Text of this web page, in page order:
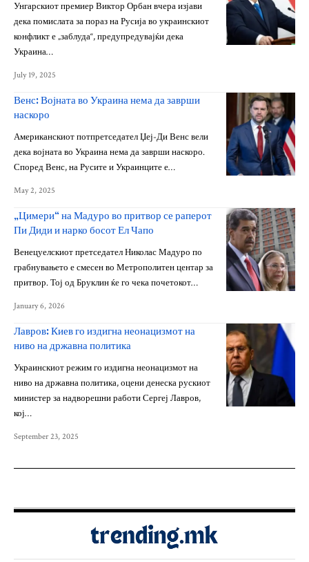
Унгарскиот премиер Виктор Орбан вчера изјави
дека помислата за пораз на Русија во украинскиот
конфликт е „заблуда“, предупредувајќи дека
Украина…
July 19, 2025
Венс: Војната во Украина нема да заврши
наскоро
Американскиот потпретседател Џеј-Ди Венс вели
дека војната во Украина нема да заврши наскоро.
Според Венс, на Русите и Украинците е…
May 2, 2025
„Цимери“ на Мадуро во притвор се раперот
Пи Диди и нарко босот Ел Чапо
Венецуелскиот претседател Николас Мадуро по
грабнувањето е смесен во Метрополитен центар за
притвор. Тој од Бруклин ќе го чека почетокот…
January 6, 2026
Лавров: Киев го издигна неонацизмот на
ниво на државна политика
Украинскиот режим го издигна неонацизмот на
ниво на државна политика, оцени денеска рускиот
министер за надворешни работи Сергеј Лавров,
кој…
September 23, 2025